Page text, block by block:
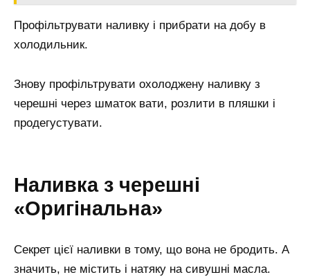
Профільтрувати наливку і прибрати на добу в
холодильник.
Знову профільтрувати охолоджену наливку з
черешні через шматок вати, розлити в пляшки і
продегустувати.
Наливка з черешні
«Оригінальна»
Секрет цієї наливки в тому, що вона не бродить. А
значить, не містить і натяку на сивушні масла.